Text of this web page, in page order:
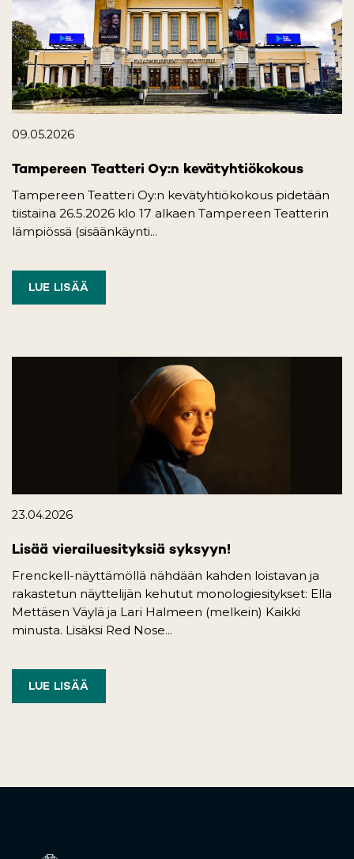
09.05.2026
Tampereen Teatteri Oy:n kevätyhtiökokous
Tampereen Teatteri Oy:n kevätyhtiökokous pidetään
tiistaina 26.5.2026 klo 17 alkaen Tampereen Teatterin
lämpiössä (sisäänkäynti...
LUE LISÄÄ
23.04.2026
Lisää vierailuesityksiä syksyyn!
Frenckell-näyttämöllä nähdään kahden loistavan ja
rakastetun näyttelijän kehutut monologiesitykset: Ella
Mettäsen Väylä ja Lari Halmeen (melkein) Kaikki
minusta. Lisäksi Red Nose...
LUE LISÄÄ